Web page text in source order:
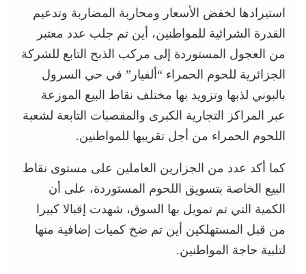
استيرادها لخفض الأسعار ومحاربة المضاربة وتدعيم
القدرة الشرائية للمواطنين، أين تم جلب عدد معتبر
من العجول المستوردة إلى مركب الذبح التابع للشركة
الجزائرية للحوم الحمراء “ألفيار” في حي السرول
بالبوني لذبها وتزويد بها مختلف نقاط البيع الموزعة
عبر المراكز التجارية الكبرى والمقصبات التابعة لشعبة
اللحوم الحمراء من أجل تقريبها للمواطنين.
كما أكد عدد من الجزارين العاملين على مستوى نقاط
البيع الخاصة بتسويق اللحوم المستوردة، على أن
الكمية التي تم تمويل بها السوق، شهدت إقبالا كبيرا
من قبل المستهلكين أين تم ضخ كميات إضافية منها
لتلبية حاجة المواطنين.